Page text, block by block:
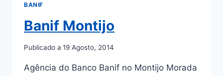
BANIF
Banif Montijo
Publicado a 19 Agosto, 2014
Agência do Banco Banif no Montijo Morada